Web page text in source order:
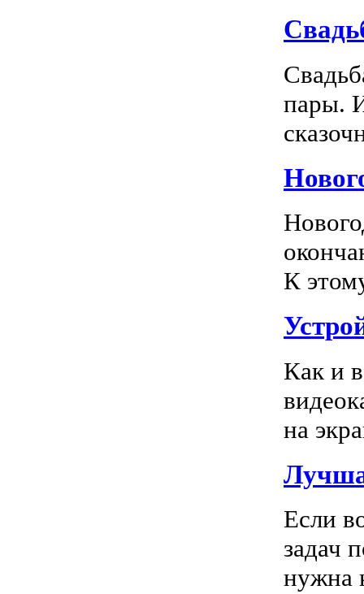
пары.
К
Как и
на
Если
задач
нужна